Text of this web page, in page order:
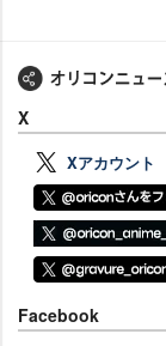
X
Xアカウント
Facebook